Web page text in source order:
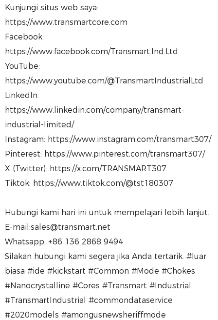
Kunjungi situs web saya:
https://www.transmartcore.com
Facebook:
https://www.facebook.com/Transmart.Ind.Ltd
YouTube:
https://www.youtube.com/@TransmartIndustrialLtd
LinkedIn:
https://www.linkedin.com/company/transmart-
industrial-limited/
Instagram: https://www.instagram.com/transmart307/
Pinterest: https://www.pinterest.com/transmart307/
X (Twitter): https://x.com/TRANSMART307
Tiktok: https://www.tiktok.com/@tst180307
Hubungi kami hari ini untuk mempelajari lebih lanjut.
E-mail:sales@transmart.net
Whatsapp: +86 136 2868 9494
Silakan hubungi kami segera jika Anda tertarik. #luar
biasa #ide #kickstart #Common #Mode #Chokes
#Nanocrystalline #Cores #Transmart #Industrial
#TransmartIndustrial #commondataservice
#2020models #amongusnewsheriffmode